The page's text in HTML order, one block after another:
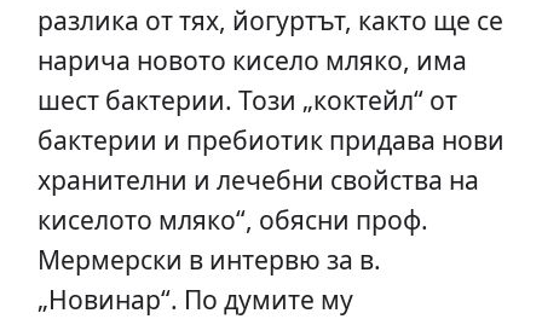
разлика от тях, йогуртът, както ще се
нарича новото кисело мляко, има
шест бактерии. Този „коктейл“ от
бактерии и пребиотик придава нови
хранителни и лечебни свойства на
киселото мляко“, обясни проф.
Мермерски в интервю за в.
„Новинар“. По думите му